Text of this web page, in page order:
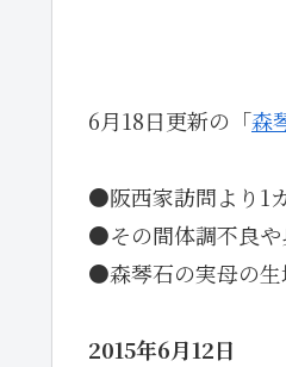
6月18日更新の「森
●阪西家訪問より1
●その間体調不良や
●森琴石の実母の生
2015年6月12日